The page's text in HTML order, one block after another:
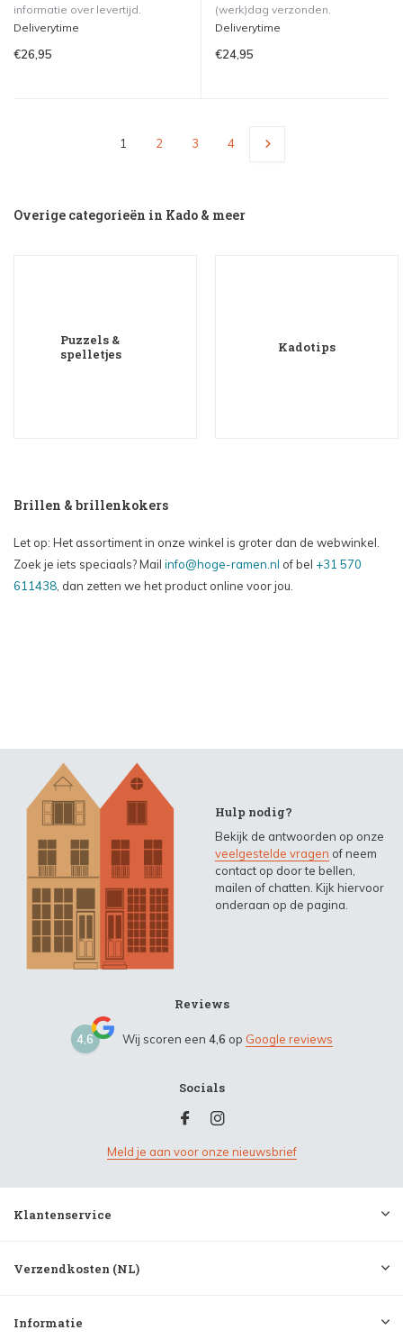
informatie over levertijd.
Deliverytime
€26,95
(werk)dag verzonden.
Deliverytime
€24,95
1 2 3 4
Overige categorieën in Kado & meer
Puzzels &
spelletjes
Kadotips
Brillen & brillenkokers
Let op: Het assortiment in onze winkel is groter dan de webwinkel.
Zoek je iets speciaals? Mail info@hoge-ramen.nl of bel +31 570
611438 , dan zetten we het product online voor jou.
Hulp nodig?
Bekijk de antwoorden op onze
veelgestelde vragen of neem
contact op door te bellen,
mailen of chatten. Kijk hiervoor
onderaan op de pagina.
Reviews
4,6 Wij scoren een 4,6 op Google reviews
Socials
Meld je aan voor onze nieuwsbrief
Klantenservice
Verzendkosten (NL)
Informatie